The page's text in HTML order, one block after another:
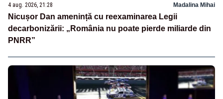
4 aug. 2026, 21:28 Madalina Mihai
Nicușor Dan amenință cu reexaminarea Legii
decarbonizării: „România nu poate pierde miliarde din
PNRR”